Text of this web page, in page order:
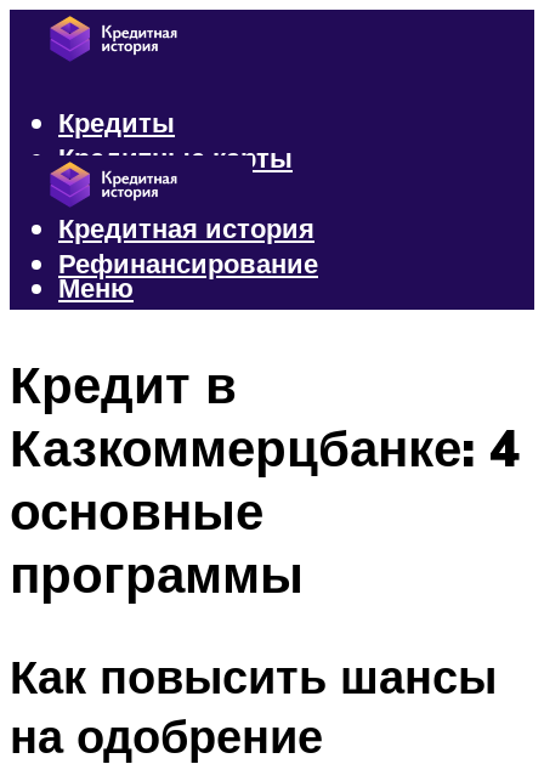
Кредиты
Кредитные карты
Микрозаймы
Кредитная история
Рефинансирование
Меню
Кредит в
Казкоммерцбанке: 4
основные
программы
Как повысить шансы
на одобрение